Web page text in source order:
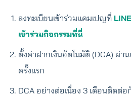
ลงทะเบียนเข้าร่วมแคมเปญที่
เข้าร่วมกิจกรรมที่นี่
ตั้งค่าฝากเงินอัตโนมัติ (DCA) ผ่
ครั้งแรก
DCA อย่างต่อเนื่อง 3 เดือนติดต่อ